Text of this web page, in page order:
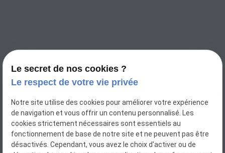
Le secret de nos cookies ?
Le respect de votre vie privée
Notre site utilise des cookies pour améliorer votre expérience
de navigation et vous offrir un contenu personnalisé. Les
cookies strictement nécessaires sont essentiels au
fonctionnement de base de notre site et ne peuvent pas être
désactivés. Cependant, vous avez le choix d'activer ou de